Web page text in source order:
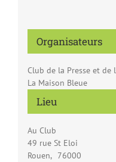
Lieu
Au Club
49 rue St Eloi
Rouen, 76000
Organisateurs
Club de la Presse et
La Maison Bleue